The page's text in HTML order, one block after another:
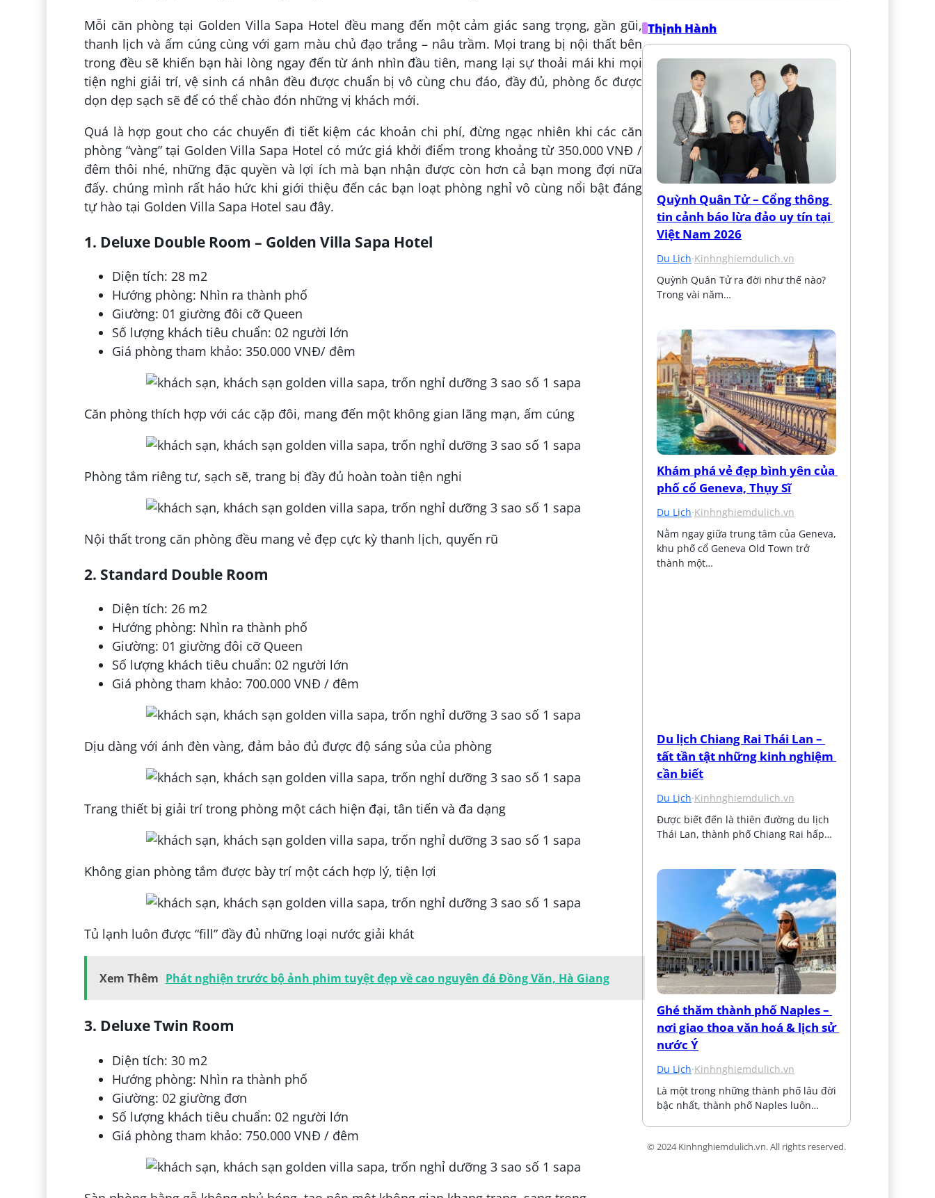
Mỗi căn phòng tại Golden Villa Sapa Hotel đều mang đến một cảm giác sang trọng, gần gũi,
thanh lịch và ấm cúng cùng với gam màu chủ đạo trắng – nâu trầm. Mọi trang bị nội thất bên
trong đều sẽ khiến bạn hài lòng ngay đến từ ánh nhìn đầu tiên, mang lại sự thoải mái khi mọi
tiện nghi giải trí, vệ sinh cá nhân đều được chuẩn bị vô cùng chu đáo, đầy đủ, phòng ốc được
dọn dẹp sạch sẽ để có thể chào đón những vị khách mới.
Quá là hợp gout cho các chuyến đi tiết kiệm các khoản chi phí, đừng ngạc nhiên khi các căn
phòng “vàng” tại Golden Villa Sapa Hotel có mức giá khởi điểm trong khoảng từ 350.000 VNĐ /
đêm thôi nhé, những đặc quyền và lợi ích mà bạn nhận được còn hơn cả bạn mong đợi nữa
đấy. chúng mình rất háo hức khi giới thiệu đến các bạn loạt phòng nghỉ vô cùng nổi bật đáng
tự hào tại Golden Villa Sapa Hotel sau đây.
1. Deluxe Double Room – Golden Villa Sapa Hotel
Diện tích: 28 m2
Hướng phòng: Nhìn ra thành phố
Giường: 01 giường đôi cỡ Queen
Số lượng khách tiêu chuẩn: 02 người lớn
Giá phòng tham khảo: 350.000 VNĐ/ đêm
Căn phòng thích hợp với các cặp đôi, mang đến một không gian lãng mạn, ấm cúng
Phòng tắm riêng tư, sạch sẽ, trang bị đầy đủ hoàn toàn tiện nghi
Nội thất trong căn phòng đều mang vẻ đẹp cực kỳ thanh lịch, quyến rũ
2. Standard Double Room
Diện tích: 26 m2
Hướng phòng: Nhìn ra thành phố
Giường: 01 giường đôi cỡ Queen
Số lượng khách tiêu chuẩn: 02 người lớn
Giá phòng tham khảo: 700.000 VNĐ / đêm
Dịu dàng với ánh đèn vàng, đảm bảo đủ được độ sáng sủa của phòng
Trang thiết bị giải trí trong phòng một cách hiện đại, tân tiến và đa dạng
Không gian phòng tắm được bày trí một cách hợp lý, tiện lợi
Tủ lạnh luôn được “fill” đầy đủ những loại nước giải khát
Xem Thêm Phát nghiện trước bộ ảnh phim tuyệt đẹp về cao nguyên đá Đồng Văn, Hà Giang
3. Deluxe Twin Room
Diện tích: 30 m2
Hướng phòng: Nhìn ra thành phố
Giường: 02 giường đơn
Số lượng khách tiêu chuẩn: 02 người lớn
Giá phòng tham khảo: 750.000 VNĐ / đêm
Thịnh Hành
Quỳnh Quân Tử – Cổng thông
tin cảnh báo lừa đảo uy tín tại
Việt Nam 2026
Du Lịch·Kinhnghiemdulich.vn
Quỳnh Quân Tử ra đời như thế nào?
Trong vài năm…
Khám phá vẻ đẹp bình yên của
phố cổ Geneva, Thụy Sĩ
Du Lịch·Kinhnghiemdulich.vn
Nằm ngay giữa trung tâm của Geneva,
khu phố cổ Geneva Old Town trở
thành một…
Du lịch Chiang Rai Thái Lan –
tất tần tật những kinh nghiệm
cần biết
Du Lịch·Kinhnghiemdulich.vn
Được biết đến là thiên đường du lịch
Thái Lan, thành phố Chiang Rai hấp…
Ghé thăm thành phố Naples –
nơi giao thoa văn hoá & lịch sử
nước Ý
Du Lịch·Kinhnghiemdulich.vn
Là một trong những thành phố lâu đời
bậc nhất, thành phố Naples luôn…
© 2024 Kinhnghiemdulich.vn. All rights reserved.